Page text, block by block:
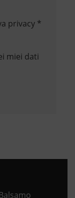
privacy*
miei dati